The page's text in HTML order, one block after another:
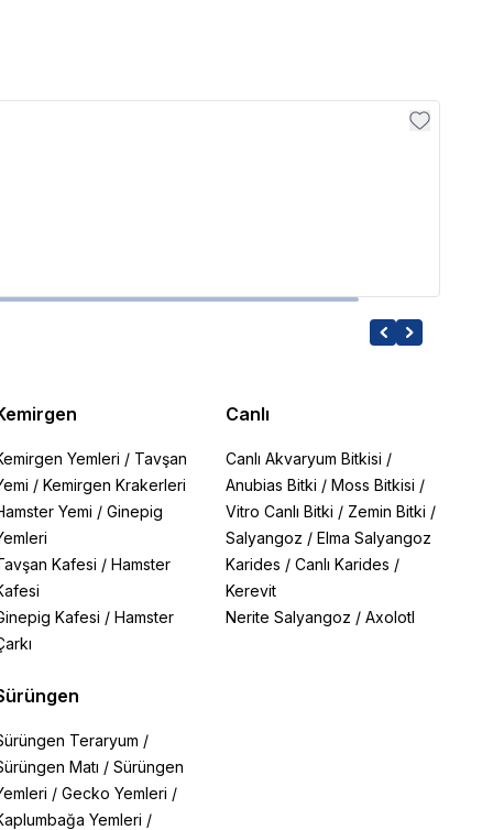
Yemleri / Tavşan
/ Kemirgen Krakerleri
Yemi / Ginepig
Kafesi / Hamster
Kafesi / Hamster
Teraryum /
Matı / Sürüngen
/ Gecko Yemleri /
Yemleri /
Canlı
Canlı Akvaryum Bitkisi /
Anubias Bitki /Moss Bitkisi /
Vitro Canlı Bitki / Zemin Bitki /
Salyangoz /Elma Salyangoz
Karides /Canlı Karides /
Kerevit
Nerite Salyangoz /Axolotl